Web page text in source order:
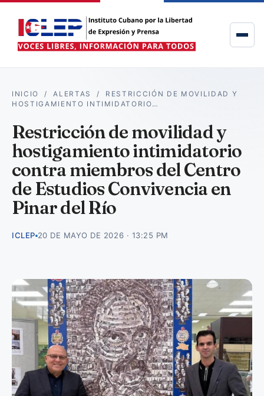
INICIO /ALERTAS / RESTRICCIÓN DE MOVILIDAD Y
HOSTIGAMIENTO INTIMIDATORIO…
Restricción de movilidad y
hostigamiento intimidatorio
contra miembros del Centro
de Estudios Convivencia en
Pinar del Río
ICLEP 20 DE MAYO DE 2026 · 13:25 PM